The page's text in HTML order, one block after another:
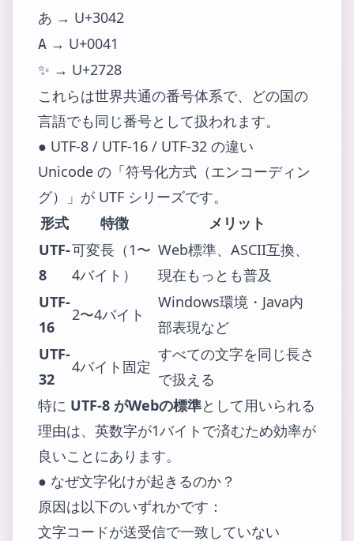
あ → U+3042
A → U+0041
✨ → U+2728
これらは世界共通の番号体系で、どの国の
言語でも同じ番号として扱われます。
● UTF-8 / UTF-16 / UTF-32 の違い
Unicode の「符号化方式（エンコーディン
グ）」が UTF シリーズです。
形式
特徴
メリット
UTF-
8
可変長（1〜
4バイト）
Web標準、ASCII互換、
現在もっとも普及
UTF-
16
2〜4バイト
Windows環境・Java内
部表現など
UTF-
32
4バイト固定
すべての文字を同じ長さ
で扱える
特に UTF-8 がWebの標準として用いられる
理由は、英数字が1バイトで済むため効率が
良いことにあります。
● なぜ文字化けが起きるのか？
原因は以下のいずれかです：
文字コードが送受信で一致していない